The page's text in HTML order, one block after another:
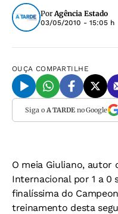
PorAgência Estado
03/05/2010 - 15:05 h
OUÇA COMPARTILHE
Siga o A TARDEno Google
O meia Giuliano, autor
Internacional por 1 a 0
finalíssima do
treinamento desta